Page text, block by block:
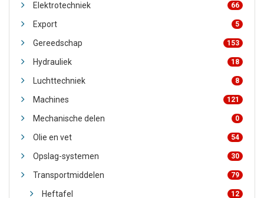
Elektrotechniek 66
Export 5
Gereedschap 153
Hydrauliek 18
Luchttechniek 8
Machines 121
Mechanische delen 0
Olie en vet 54
Opslag-systemen 30
Transportmiddelen 79
Heftafel 12